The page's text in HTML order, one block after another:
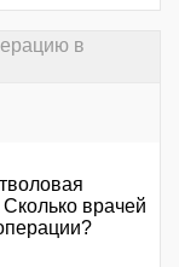
в
врачей